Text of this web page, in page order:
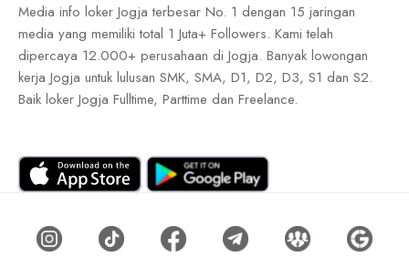
Media info loker Jogja terbesar No. 1 dengan 15 jaringan
media yang memiliki total 1 Juta+ Followers. Kami telah
dipercaya 12.000+ perusahaan di Jogja. Banyak lowongan
kerja Jogja untuk lulusan SMK, SMA, D1, D2, D3, S1 dan S2.
Baik loker Jogja Fulltime, Parttime dan Freelance.